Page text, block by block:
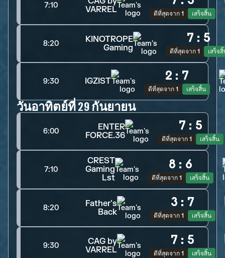
7:10
VARREL
ดีที่สุดจาก 1 เสร็จสิ้น
8:20
KINOTROPE
Gaming
7 : 5
ดีที่สุดจาก 1 เสร็จ
9:30 IGZIST 2 : 7
ดีที่สุดจาก 1 เสร็จสิ้น
วันอาทิตย์ที่ 29 กันยายน
6:00
ENTER
FORCE.36
7 : 5
ดีที่สุดจาก 1 เสร็จสิ้น
7:10
CREST
Gaming
Lst
8 : 6
ดีที่สุดจาก 1 เสร็จสิ้น
8:20
Father's
Back
3 : 7
ดีที่สุดจาก 1 เสร็จสิ้น
9:30
CAG by
VARREL
7 : 5
ดีที่สุดจาก 1 เสร็จสิ้น